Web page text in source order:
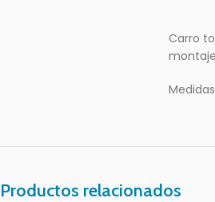
Carro
Medidas
Productos relacionados